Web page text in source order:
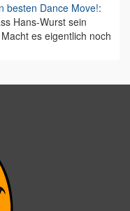
besten Dance Move!:
Hans-Wurst sein
es eigentlich noch